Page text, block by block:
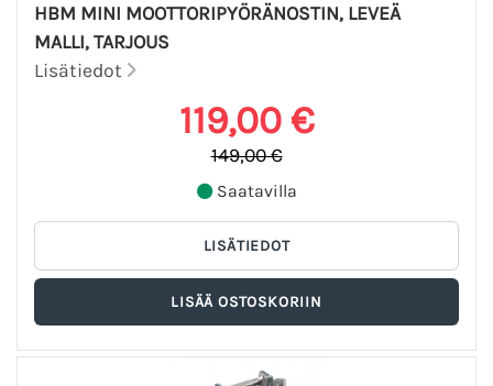
HBM MINI MOOTTORIPYÖRÄNOSTIN, LEVEÄ
MALLI, TARJOUS
Lisätiedot
119,00 €
149,00 €
Saatavilla